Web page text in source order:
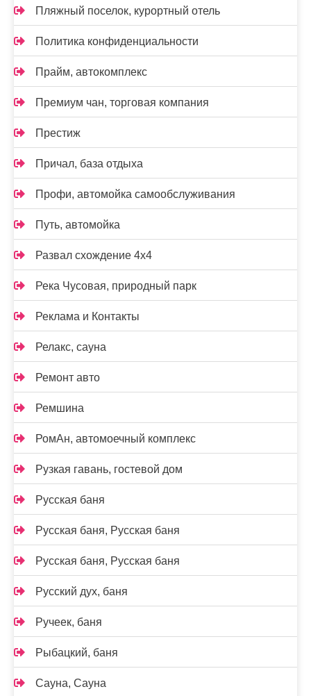
Пляжный поселок, курортный отель
Политика конфиденциальности
Прайм, автокомплекс
Премиум чан, торговая компания
Престиж
Причал, база отдыха
Профи, автомойка самообслуживания
Путь, автомойка
Развал схождение 4х4
Река Чусовая, природный парк
Реклама и Контакты
Релакс, сауна
Ремонт авто
Ремшина
РомАн, автомоечный комплекс
Рузкая гавань, гостевой дом
Русская баня
Русская баня, Русская баня
Русская баня, Русская баня
Русский дух, баня
Ручеек, баня
Рыбацкий, баня
Сауна, Сауна